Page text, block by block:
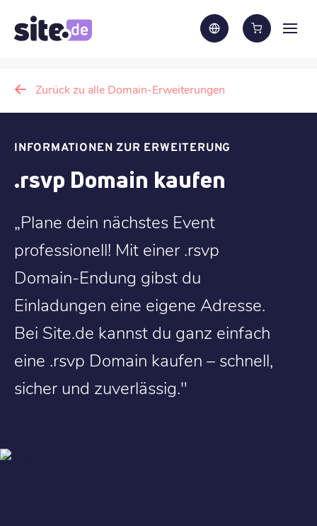
Zurück zu alle Domain-Erweiterungen
INFORMATIONEN ZUR ERWEITERUNG
.rsvp Domain kaufen
„Plane dein nächstes Event
professionell! Mit einer .rsvp
Domain-Endung gibst du
Einladungen eine eigene Adresse.
Bei Site.de kannst du ganz einfach
eine .rsvp Domain kaufen – schnell,
sicher und zuverlässig."